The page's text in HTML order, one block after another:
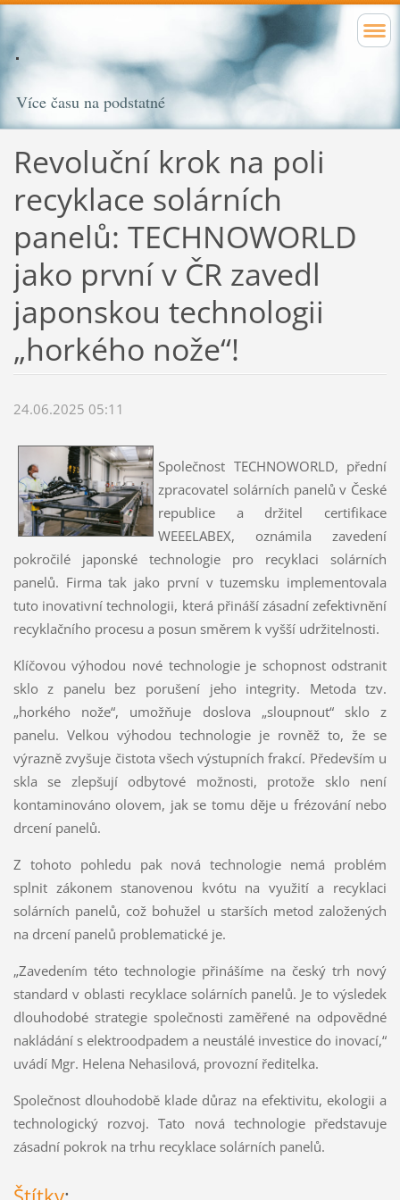
Více času na podstatné
Revoluční krok na poli
recyklace solárních
panelů: TECHNOWORLD
jako první v ČR zavedl
japonskou technologii
„horkého nože“!
24.06.2025 05:11
Společnost TECHNOWORLD, přední
zpracovatel solárních panelů v České
republice a držitel certifikace
WEEELABEX, oznámila zavedení
pokročilé japonské technologie pro recyklaci solárních
panelů. Firma tak jako první v tuzemsku implementovala
tuto inovativní technologii, která přináší zásadní zefektivnění
recyklačního procesu a posun směrem k vyšší udržitelnosti.
Klíčovou výhodou nové technologie je schopnost odstranit
sklo z panelu bez porušení jeho integrity. Metoda tzv.
„horkého nože“, umožňuje doslova „sloupnout“ sklo z
panelu. Velkou výhodou technologie je rovněž to, že se
výrazně zvyšuje čistota všech výstupních frakcí. Především u
skla se zlepšují odbytové možnosti, protože sklo není
kontaminováno olovem, jak se tomu děje u frézování nebo
drcení panelů.
Z tohoto pohledu pak nová technologie nemá problém
splnit zákonem stanovenou kvótu na využití a recyklaci
solárních panelů, což bohužel u starších metod založených
na drcení panelů problematické je.
„Zavedením této technologie přinášíme na český trh nový
standard v oblasti recyklace solárních panelů. Je to výsledek
dlouhodobé strategie společnosti zaměřené na odpovědné
nakládání s elektroodpadem a neustálé investice do inovací,“
uvádí Mgr. Helena Nehasilová, provozní ředitelka.
Společnost dlouhodobě klade důraz na efektivitu, ekologii a
technologický rozvoj. Tato nová technologie představuje
zásadní pokrok na trhu recyklace solárních panelů.